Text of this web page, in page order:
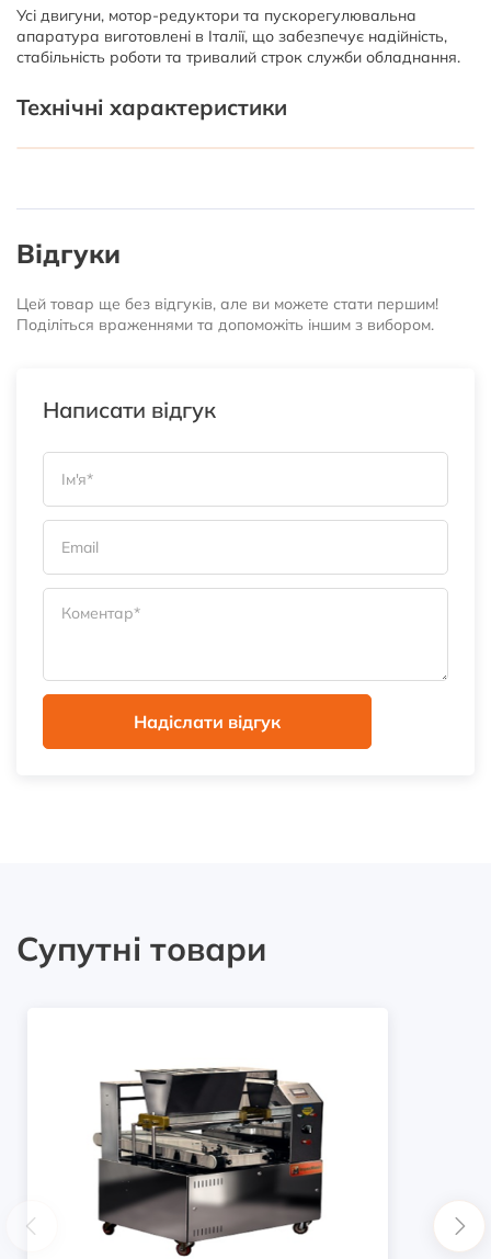
Усі двигуни, мотор-редуктори та пускорегулювальна
апаратура виготовлені в Італії, що забезпечує надійність,
стабільність роботи та тривалий строк служби обладнання.
Технічні характеристики
Відгуки
Цей товар ще без відгуків, але ви можете стати першим!
Поділіться враженнями та допоможіть іншим з вибором.
Написати відгук
Супутні товари